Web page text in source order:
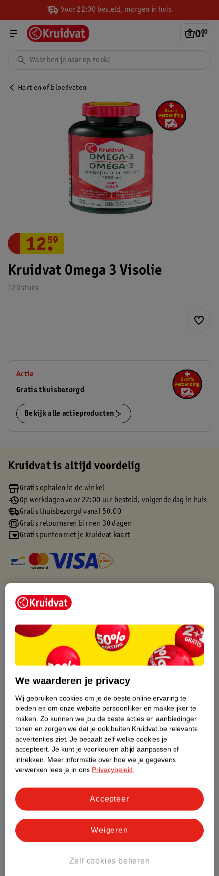
Voor 22:00 besteld, morgen in huis
0.
00
Hart en of bloedvaten
Kruidvat Omega 3 Visolie
120 stuks
12.
59
Actie
Gratis thuisbezorgd
Bekijk alle actieproducten
Kruidvat is altijd voordelig
Gratis ophalen in de winkel
Op werkdagen voor 22:00 uur besteld, volgende dag in huis
Gratis thuisbezorgd vanaf 50.00
Gratis retourneren binnen 30 dagen
Gratis punten met je Kruidvat kaart
Over dit product
Productinformatie
Etiketinformatie
Nature Impact Score
Dit product heeft (nog) geen Nature
Impact Score.
Meer informatie
Bestel & Bezorginformatie
Bekijk ook
MeerKruidvat Alle Hart en of bloedvaten
We waarderen je privacy
Wij gebruiken cookies om je de beste online ervaring te
bieden en om onze website persoonlijker en makkelijker te
maken. Zo kunnen we jou de beste acties en aanbiedingen
tonen en zorgen we dat je ook buiten Kruidvat.be relevante
advertenties ziet. Je bepaalt zelf welke cookies je
accepteert. Je kunt je voorkeuren altijd aanpassen of
intrekken. Meer informatie over hoe we je gegevens
verwerken lees je in ons Privacybeleid.
Zelf cookies beheren
Weigeren
Accepteer